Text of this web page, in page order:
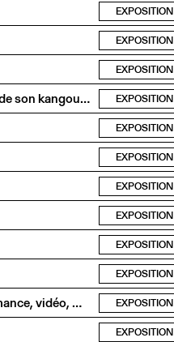
EXPOSITION
EXPOSITION
EXPOSITION
À la recherche d’Eleonora Duse et du poil roux de son kangourou EXPOSITION
EXPOSITION
EXPOSITION
EXPOSITION
EXPOSITION
EXPOSITION
EXPOSITION
Festival international de poésie directe, performance, vidéo, musique EXPOSITION
EXPOSITION